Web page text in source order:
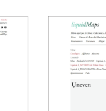
2015